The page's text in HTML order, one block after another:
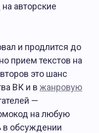
на авторские
и продлится до
прием текстов на
это шанс
ВК и в жанровую
—
на любую
в обсуждении